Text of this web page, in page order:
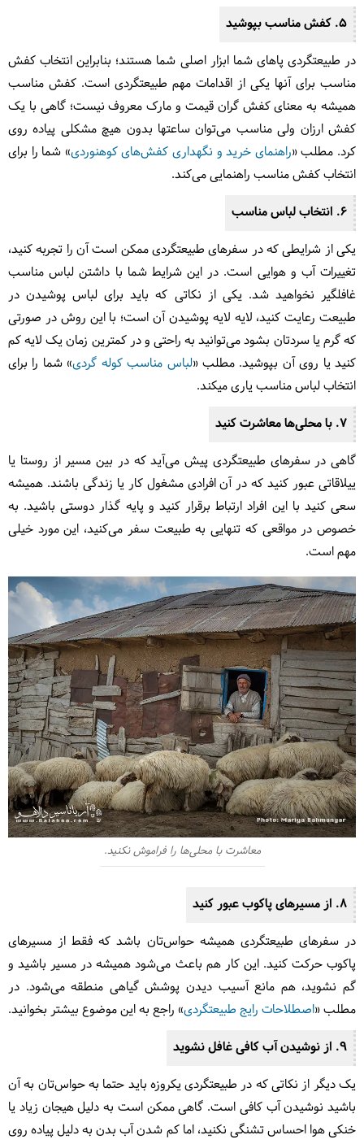
5. کفش مناسب بپوشید
در طبیعتگردی پاهای شما ابزار اصلی شما هستند؛ بنابراین انتخاب کفش
مناسب برای آنها یکی از اقدامات مهم طبیعتگردی است. کفش مناسب
همیشه به معنای کفش گران قیمت و مارک معروف نیست؛ گاهی با یک
کفش ارزان ولی مناسب می‌توان ساعتها بدون هیچ مشکلی پیاده روی
کرد. مطلب «راهنمای خرید و نگهداری کفش‌های کوهنوردی» شما را برای
انتخاب کفش مناسب راهنمایی می‌کند.
6. انتخاب لباس مناسب
یکی از شرایطی که در سفرهای طبیعتگردی ممکن است آن را تجربه کنید،
تغییرات آب و هوایی است. در این شرایط شما با داشتن لباس مناسب
غافلگیر نخواهید شد. یکی از نکاتی که باید برای لباس پوشیدن در
طبیعت رعایت کنید، لایه لایه پوشیدن آن است؛ با این روش در صورتی
که گرم یا سردتان بشود می‌توانید به راحتی و در کمترین زمان یک لایه کم
کنید یا روی آن بپوشید. مطلب «لباس مناسب کوله گردی» شما را برای
انتخاب لباس مناسب یاری میکند.
7. با محلی‌ها معاشرت کنید
گاهی در سفرهای طبیعتگردی پیش می‌آید که در بین مسیر از روستا یا
ییلاقاتی عبور کنید که در آن افرادی مشغول کار یا زندگی باشند. همیشه
سعی کنید با این افراد ارتباط برقرار کنید و پایه گذار دوستی باشید. به
خصوص در مواقعی که تنهایی به طبیعت سفر می‌کنید، این مورد خیلی
مهم است.
معاشرت با محلی‌ها را فراموش نکنید.
8. از مسیرهای پاکوب عبور کنید
در سفرهای طبیعتگردی همیشه حواس‌تان باشد که فقط از مسیرهای
پاکوب حرکت کنید. این کار هم باعث می‌شود همیشه در مسیر باشید و
گم نشوید، هم مانع آسیب دیدن پوشش گیاهی منطقه می‌شود. در
مطلب «اصطلاحات رایج طبیعتگردی» راجع به این موضوع بیشتر بخوانید.
9. از نوشیدن آب کافی غافل نشوید
یک دیگر از نکاتی که در طبیعتگردی یکروزه باید حتما به حواس‌تان به آن
باشید نوشیدن آب کافی است. گاهی ممکن است به دلیل هیجان زیاد یا
خنکی هوا احساس تشنگی نکنید، اما کم شدن آب بدن به دلیل پیاده روی